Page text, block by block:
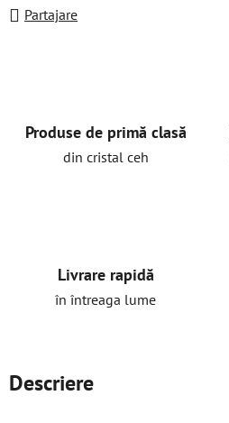
Partajare
Produse de primă clasă
din cristal ceh
Livrare rapidă
în întreaga lume
Descriere